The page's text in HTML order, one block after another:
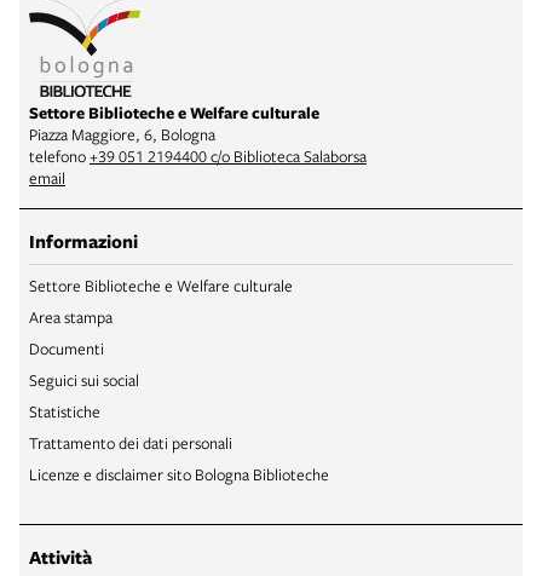
Settore Biblioteche e Welfare culturale
Piazza Maggiore, 6, Bologna
telefono+39 051 2194400 c/o Biblioteca Salaborsa
email
Informazioni
Settore Biblioteche e Welfare culturale
Area stampa
Documenti
Seguici sui social
Statistiche
Trattamento dei dati personali
Licenze e disclaimer sito Bologna Biblioteche
Attività